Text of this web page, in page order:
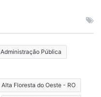
Administração Pública
Alta Floresta do Oeste - RO